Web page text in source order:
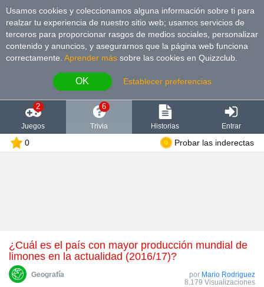
Usamos cookies y coleccionamos alguna información sobre ti para
realzar tu experiencia de nuestro sitio web; usamos servicios de
terceros para proporcionar rasgos de medios sociales, personalizar
contenido y anuncios, y asegurarnos que la página web funciona
correctamente. Aprender más sobre las cookies en Quizzclub.
OK Establecer preferencias
2
Juegos
6
Trivia Historias Entrar
0 Probar las inderectas
¿Cuál es el país con mayor producción mundial de
limones en la actualidad (2016/17)?
Geografía por Mario Rodriguez
8.179 Visualizaciones